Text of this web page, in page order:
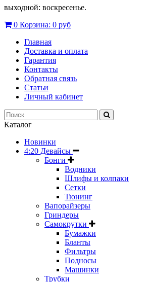
выходной: воскресенье.
0 Корзина: 0 руб
Главная
Доставка и оплата
Гарантия
Контакты
Обратная связь
Статьи
Личный кабинет
Каталог
Новинки
4:20 Девайсы
Бонги
Водники
Шлифы и колпаки
Сетки
Тюнинг
Вапорайзеры
Гриндеры
Самокрутки
Бумажки
Бланты
Фильтры
Подносы
Машинки
Трубки